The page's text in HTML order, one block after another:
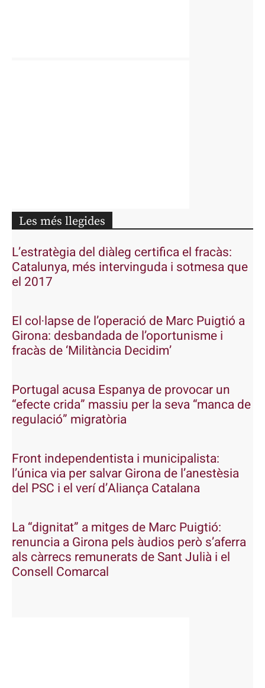
Les més llegides
L’estratègia del diàleg certifica el fracàs:
Catalunya, més intervinguda i sotmesa que
el 2017
El col·lapse de l’operació de Marc Puigtió a
Girona: desbandada de l’oportunisme i
fracàs de ‘Militància Decidim’
Portugal acusa Espanya de provocar un
“efecte crida” massiu per la seva “manca de
regulació” migratòria
Front independentista i municipalista:
l’única via per salvar Girona de l’anestèsia
del PSC i el verí d’Aliança Catalana
La “dignitat” a mitges de Marc Puigtió:
renuncia a Girona pels àudios però s’aferra
als càrrecs remunerats de Sant Julià i el
Consell Comarcal